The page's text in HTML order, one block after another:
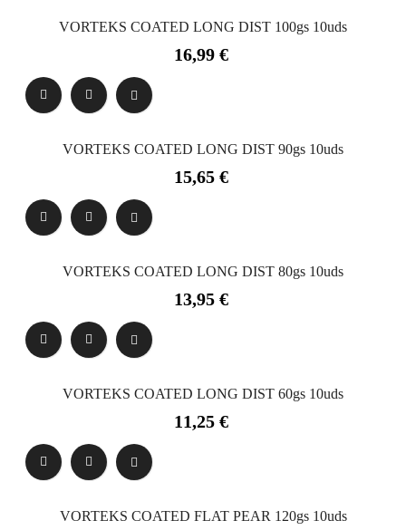
VORTEKS COATED LONG DIST 100gs 10uds
Precio
16,99 €
VORTEKS COATED LONG DIST 90gs 10uds
Precio
15,65 €
VORTEKS COATED LONG DIST 80gs 10uds
Precio
13,95 €
VORTEKS COATED LONG DIST 60gs 10uds
Precio
11,25 €
VORTEKS COATED FLAT PEAR 120gs 10uds